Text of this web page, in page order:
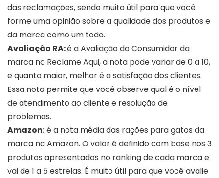
das reclamações, sendo muito útil para que você
forme uma opinião sobre a qualidade dos produtos e
da marca como um todo.
Avaliação RA:é a Avaliação do Consumidor da
marca no Reclame Aqui, a nota pode variar de 0 a 10,
e quanto maior, melhor é a satisfação dos clientes.
Essa nota permite que você observe qual é o nível
de atendimento ao cliente e resolução de
problemas.
Amazon:é a nota média das rações para gatos da
marca na Amazon. O valor é definido com base nos 3
produtos apresentados no ranking de cada marca e
vai de 1 a 5 estrelas. É muito útil para que você avalie